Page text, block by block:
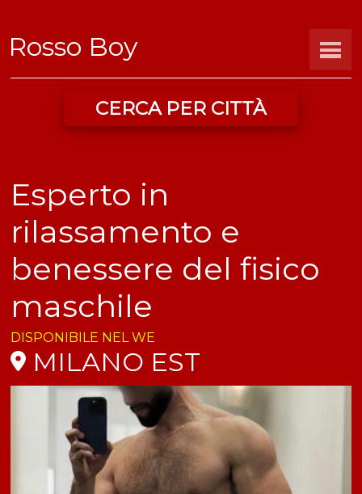
Rosso Boy
CERCA PER CITTÀ
Esperto in
rilassamento e
benessere del fisico
maschile
DISPONIBILE NEL WE
MILANO EST